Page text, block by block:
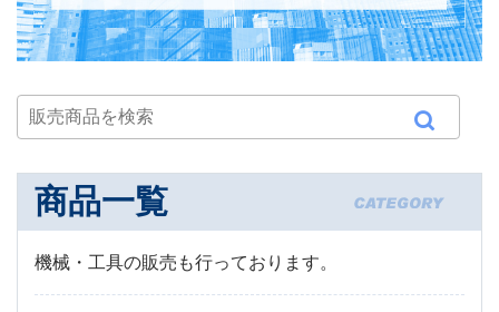
商品一覧
機械・工具の販売も行っております。